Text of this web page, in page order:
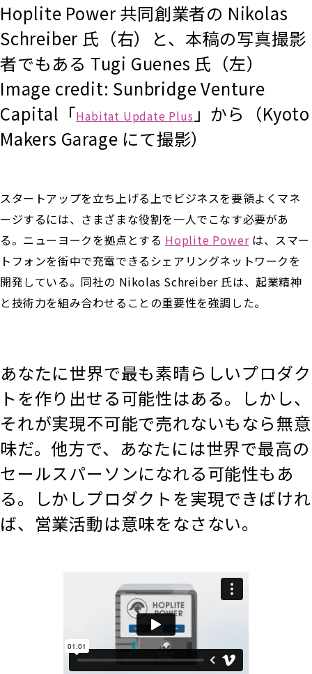
Hoplite Power 共同創業者の Nikolas
Schreiber 氏（右）と、本稿の写真撮影
者でもある Tugi Guenes 氏（左）
Image credit: Sunbridge Venture
Capital「Habitat Update Plus 」から（Kyoto
Makers Garage にて撮影）
スタートアップを立ち上げる上でビジネスを要領よくマネ
ージするには、さまざまな役割を一人でこなす必要があ
る。ニューヨークを拠点とする Hoplite Powerは、スマー
トフォンを街中で充電できるシェアリングネットワークを
開発している。同社の Nikolas Schreiber 氏は、起業精神
と技術力を組み合わせることの重要性を強調した。
あなたに世界で最も素晴らしいプロダク
トを作り出せる可能性はある。しかし、
それが実現不可能で売れないもなら無意
味だ。他方で、あなたには世界で最高の
セールスパーソンになれる可能性もあ
る。しかしプロダクトを実現できばけれ
ば、営業活動は意味をなさない。